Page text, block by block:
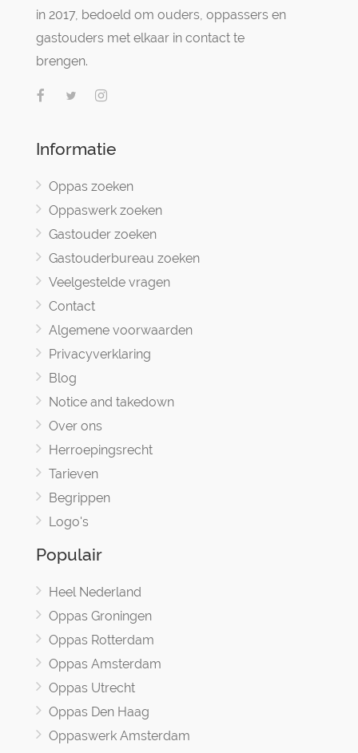
in 2017, bedoeld om ouders, oppassers en
gastouders met elkaar in contact te
brengen.
Informatie
Oppas zoeken
Oppaswerk zoeken
Gastouder zoeken
Gastouderbureau zoeken
Veelgestelde vragen
Contact
Algemene voorwaarden
Privacyverklaring
Blog
Notice and takedown
Over ons
Herroepingsrecht
Tarieven
Begrippen
Logo's
Populair
Heel Nederland
Oppas Groningen
Oppas Rotterdam
Oppas Amsterdam
Oppas Utrecht
Oppas Den Haag
Oppaswerk Amsterdam